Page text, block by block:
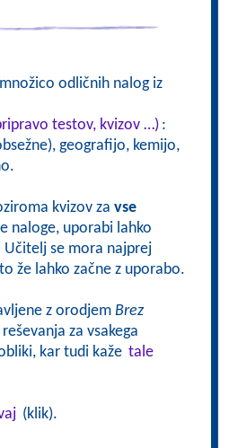
odličnih nalog iz
testov, kvizov …) :
geografijo, kemijo,
kvizov za vse
naloge, uporabi lahko
Učitelj se mora najprej
že lahko začne z uporabo.
z orodjem Brez
za vsakega
kar tudi kaže tale
(klik).